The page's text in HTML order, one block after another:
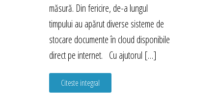
măsură. Din fericire, de-a lungul
timpului au apărut diverse sisteme de
stocare documente în cloud disponibile
direct pe internet. Cu ajutorul […]
Citeste integral